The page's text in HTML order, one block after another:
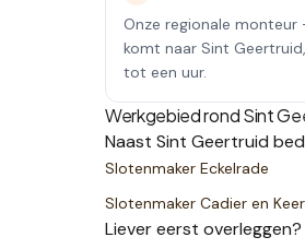
Onze regionale
komt naar Sint
tot een uur.
Werkgebied rondSint
Naast Sint Geertruid
Slotenmaker Eckelrade
Slotenmaker Cadier en Keer
Liever eerst